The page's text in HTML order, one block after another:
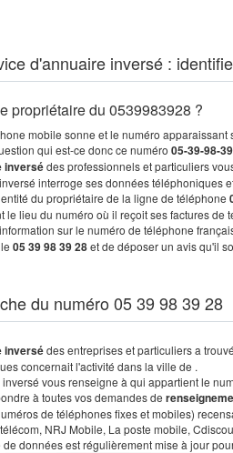
d'annuaire inversé :
propriétaire du 0539983928 ?
mobile sonne et le numéro
qui est-ce donc ce numéro 05-39-98-
inversédes professionnels et particuliers
interroge ses données téléphoniques
du propriétaire de la ligne de téléphone
le lieu du numéro où il reçoit ses factures de
sur le numéro de téléphone
05 39 98 39 28et de déposer un avis qu'il
du numéro 05 39 98 39 28
inversédes entreprises et particuliers a
concernait l'activité dans la ville de .
vous renseigne à qui appartient le
à toutes vos demandes de
de téléphones fixes et mobiles)
NRJ Mobile, La poste mobile,
de données est régulièrement mise à jour